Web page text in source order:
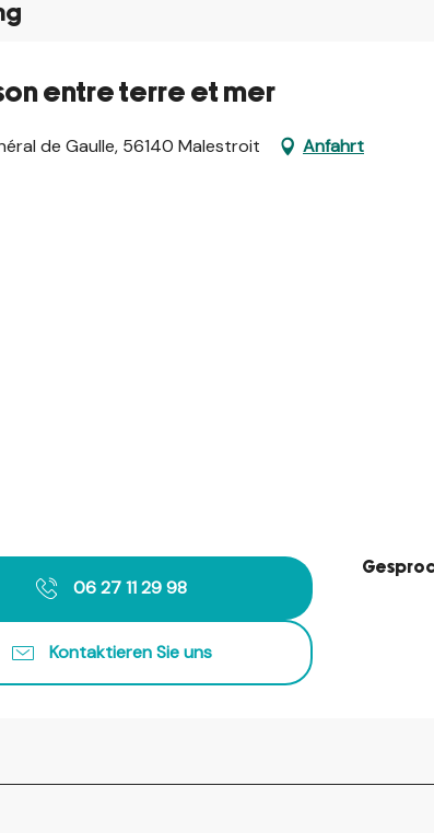
entre terre et mer
de Gaulle, 56140 Malestroit Anfahrt
06 27 11 29 98
Kontaktieren Sie uns